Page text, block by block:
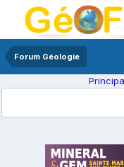
Forum Géologie